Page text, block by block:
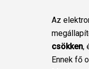
Az
csökken,
Ennek fő